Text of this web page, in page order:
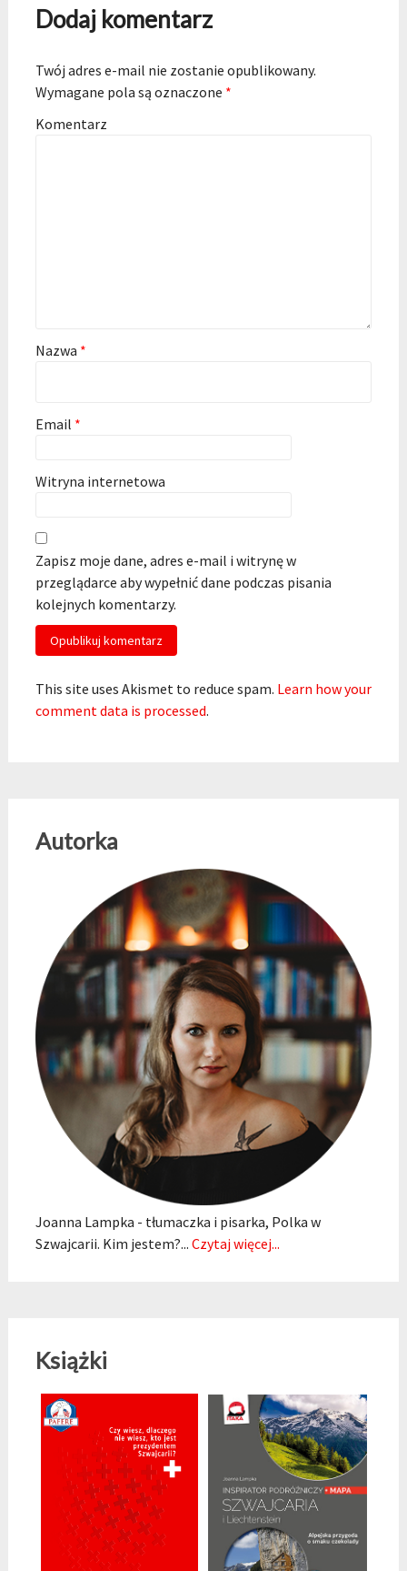
Dodaj komentarz
Twój adres e-mail nie zostanie opublikowany.
Wymagane pola są oznaczone *
Komentarz
Nazwa *
Email *
Witryna internetowa
Zapisz moje dane, adres e-mail i witrynę w
przeglądarce aby wypełnić dane podczas pisania
kolejnych komentarzy.
This site uses Akismet to reduce spam. Learn how your
comment data is processed.
Autorka
Joanna Lampka - tłumaczka i pisarka, Polka w
Szwajcarii. Kim jestem?... Czytaj więcej...
Książki